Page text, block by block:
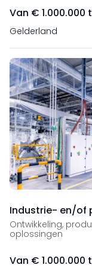
Van € 1.000.000
Gelderland
Industrie- en/of
Ontwikkeling,
oplossingen
Van € 1.000.000